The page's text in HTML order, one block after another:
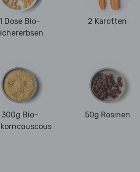
Dose Bio-
2 Karotten
300g Bio-
50g Rosinen